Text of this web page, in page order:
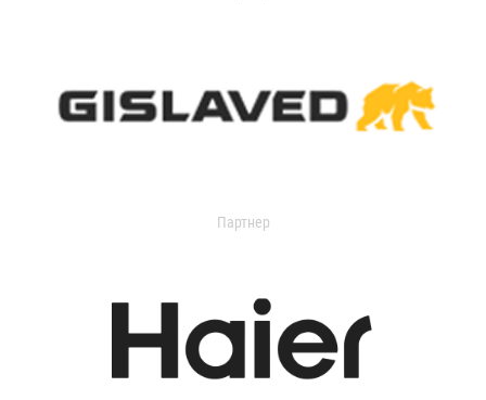
Партнер